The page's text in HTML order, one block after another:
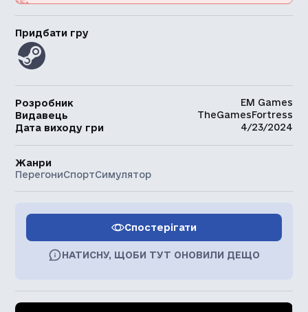
Придбати гру
Розробник
EM Games
Видавець
TheGamesFortress
Дата виходу гри
4/23/2024
Жанри
ПерегониСпортСимулятор
Спостерігати
НАТИСНУ, ЩОБИ ТУТ ОНОВИЛИ ДЕЩО